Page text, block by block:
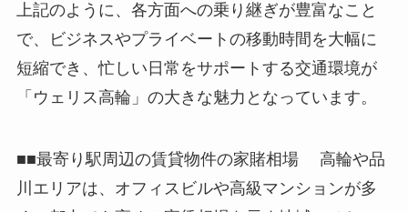
上記のように、各方面への乗り継ぎが豊富なこと
で、ビジネスやプライベートの移動時間を大幅に
短縮でき、忙しい日常をサポートする交通環境が
「ウェリス高輪」の大きな魅力となっています。
■■最寄り駅周辺の賃貸物件の家賭相場 高輪や品
川エリアは、オフィスビルや高級マンションが多